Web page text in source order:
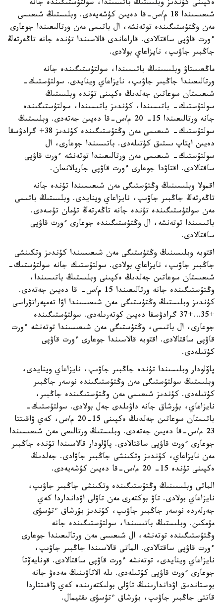
ەكپىنى كۇندىز وبلىستىڭ باتىسىندا، سولتۇستىگىندە جانە
شىعىسىندا 18 م/س-قا دەيىن كۇشەيەدى. وبلىستىڭ شىعىسى
مەن وڭتۇستىگىندە توتەنشە، ال باتىسى مەن ورتالىعىندا جوعارى
ءورت قاۋپى ساقتالادى. قاراعاندى قالاسىندا تۇندە جانە تاڭەرتەڭ
جاڭبىر جاۋىپ، نايزاعاي بولادى.
ماڭعىستاۋ وبلىسىنىڭ باتىسىندا، سولتۇستىگىندە جانە
ورتالىعىندا جاڭبىر جاۋىپ، نايزاعاي وينايدى. سولتۇستىك-
شىعىستان سوعاتىن جەلدىڭ ەكپىنى تۇندە وبلىستىڭ
سولتۇستىك- باتىسىندا، كۇندىز باتىسىندا، سولتۇستىگىندە
جانە ورتالىعىندا 15- 20 م/س-قا دەيىن جەتەدى. وبلىستىڭ
سولتۇستىك- شىعىسى مەن وڭتۇستىگىندە كۇندىز 38+ گرادۋسقا
دەيىن اپتاپ ىستىق كۇتىلەدى. باتىسىندا جوعارى، ال
سولتۇستىك- شىعىسى مەن ورتالىعىندا توتەنشە ءورت قاۋپى
ساقتالادى. اقتاۋدا جوعارى ءورت قاۋپى جاريالانعان.
اقمولا وبلىسىنىڭ وڭتۇستىگى مەن شىعىسىندا تۇندە جانە
تاڭەرتەڭ جاڭبىر جاۋىپ، نايزاعاي وينايدى. وبلىستىڭ باتىسى
مەن سولتۇستىگىندە تۇندە جانە تاڭەرتەڭ تۇمان تۇسەدى.
باتىسىندا توتەنشە، ال وڭتۇستىگىندە جوعارى ءورت قاۋپى
ساقتالادى.
اقتوبە وبلىسىنىڭ وڭتۇستىگى مەن شىعىسىندا كۇندىز وتكىنشى
جاڭبىر جاۋىپ، نايزاعاي بولادى. سولتۇستىك جانە سولتۇستىك-
شىعىستان سوعاتىن جەلدىڭ ەكپىنى وبلىستىڭ باتىسىندا،
وڭتۇستىگىندە جانە ورتالىعىندا 15 م/س- قا دەيىن جەتەدى.
كۇندىز وبلىستىڭ وڭتۇستىگى مەن شىعىسىندا اۋا تەمپەراتۋراسى
+35…+37 گرادۋسقا دەيىن كوتەرىلەدى. سولتۇستىگىندە
جوعارى، ال باتىسى، وڭتۇستىگى مەن شىعىسىندا توتەنشە ءورت
قاۋپى ساقتالادى. اقتوبە قالاسىندا جوعارى ءورت قاۋپى
كۇتىلەدى.
پاۆلودار وبلىسىندا تۇندە جاڭبىر جاۋىپ، نايزاعاي وينايدى،
وبلىستىڭ سولتۇستىگى مەن وڭتۇستىگىندە نوسەر جاڭبىر
كۇتىلەدى. كۇندىز شىعىسى مەن وڭتۇستىگىندە جاڭبىر،
نايزاعاي، بۇرشاق جانە داۋىلدى جەل بولادى. سولتۇستىك-
باتىستان سوعاتىن جەلدىڭ ەكپىنى 15-20 م/س، كەي ۋاقىتتا
23 م/س-قا دەيىن جەتەدى. وبلىستىڭ ورتالىعى مەن شىعىسىندا
جوعارى ءورت قاۋپى ساقتالادى. پاۆلودار قالاسىندا تۇندە جاڭبىر
مەن نايزاعاي، كۇندىز وتكىنشى جاڭبىر جاۋادى. جەلدىڭ
ەكپىنى تۇندە 15- 20 م/س-قا دەيىن كۇشەيەدى.
الماتى وبلىسىنىڭ وڭتۇستىگىندە وتكىنشى جاڭبىر جاۋىپ،
نايزاعاي بولادى. تاۋ بوكتەرى مەن تاۋلى اۋدانداردا كەي
جەرلەردە نوسەر جاڭبىر جاۋىپ، كۇندىز بۇرشاق ءتۇسۋى
مۇمكىن. وبلىستىڭ باتىسىندا، سولتۇستىگىندە جانە
وڭتۇستىگىندە توتەنشە، ال شىعىسى مەن ورتالىعىندا جوعارى
ءورت قاۋپى ساقتالادى. الماتى قالاسىندا جاڭبىر جاۋىپ،
نايزاعاي وينايدى، توتەنشە ءورت قاۋپى ساقتالادى. قونايەۆتا
جوعارى ءورت قاۋپى كۇتىلەدى. ىلە الاتاۋىنىڭ مەدەۋ جانە
بوستاندىق اۋداندارىنىڭ تاۋلى بولىكتەرىندە كەي ۋاقىتتاردا
قاتتى جاڭبىر جاۋىپ، بۇرشاق ءتۇسۋى ىقتيمال.